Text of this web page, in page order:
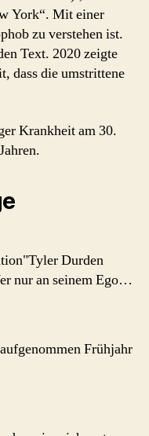
York“. Mit einer
zu verstehen ist.
Text. 2020 zeigte
dass die umstrittene
Krankheit am 30.
Durden
nur an seinem Ego…
Frühjahr